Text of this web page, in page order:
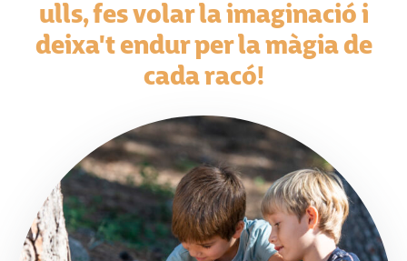
ulls, fes volar la imaginació i
deixa't endur per la màgia de
cada racó!